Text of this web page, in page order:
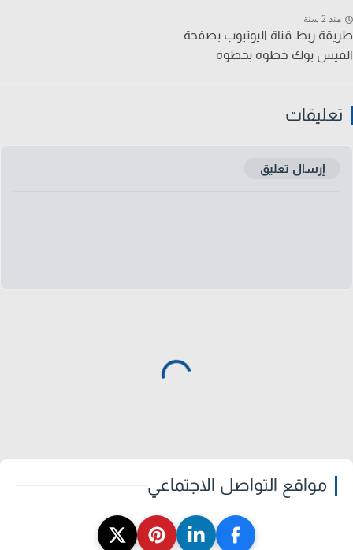
2 سنة
ربط قناة اليوتيوب بصفحة
بوك خطوة بخطوة
إرسال تعليق
مواقع التواصل الاجتماعي